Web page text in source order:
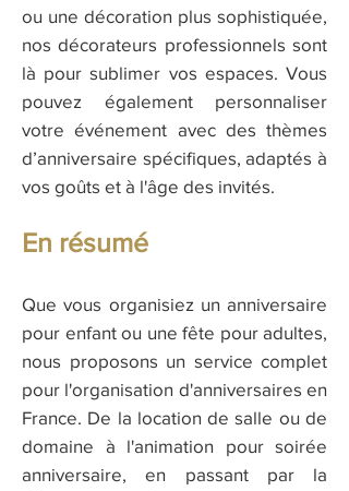
ou une décoration plus sophistiquée,
nos décorateurs professionnels sont
là pour sublimer vos espaces. Vous
pouvez également personnaliser
votre événement avec des thèmes
d’anniversaire spécifiques, adaptés à
vos goûts et à l'âge des invités.
En résumé
Que vous organisiez un anniversaire
pour enfant ou une fête pour adultes,
nous proposons un service complet
pour l'organisation d'anniversaires en
France. De la location de salle ou de
domaine à l'animation pour soirée
anniversaire, en passant par la